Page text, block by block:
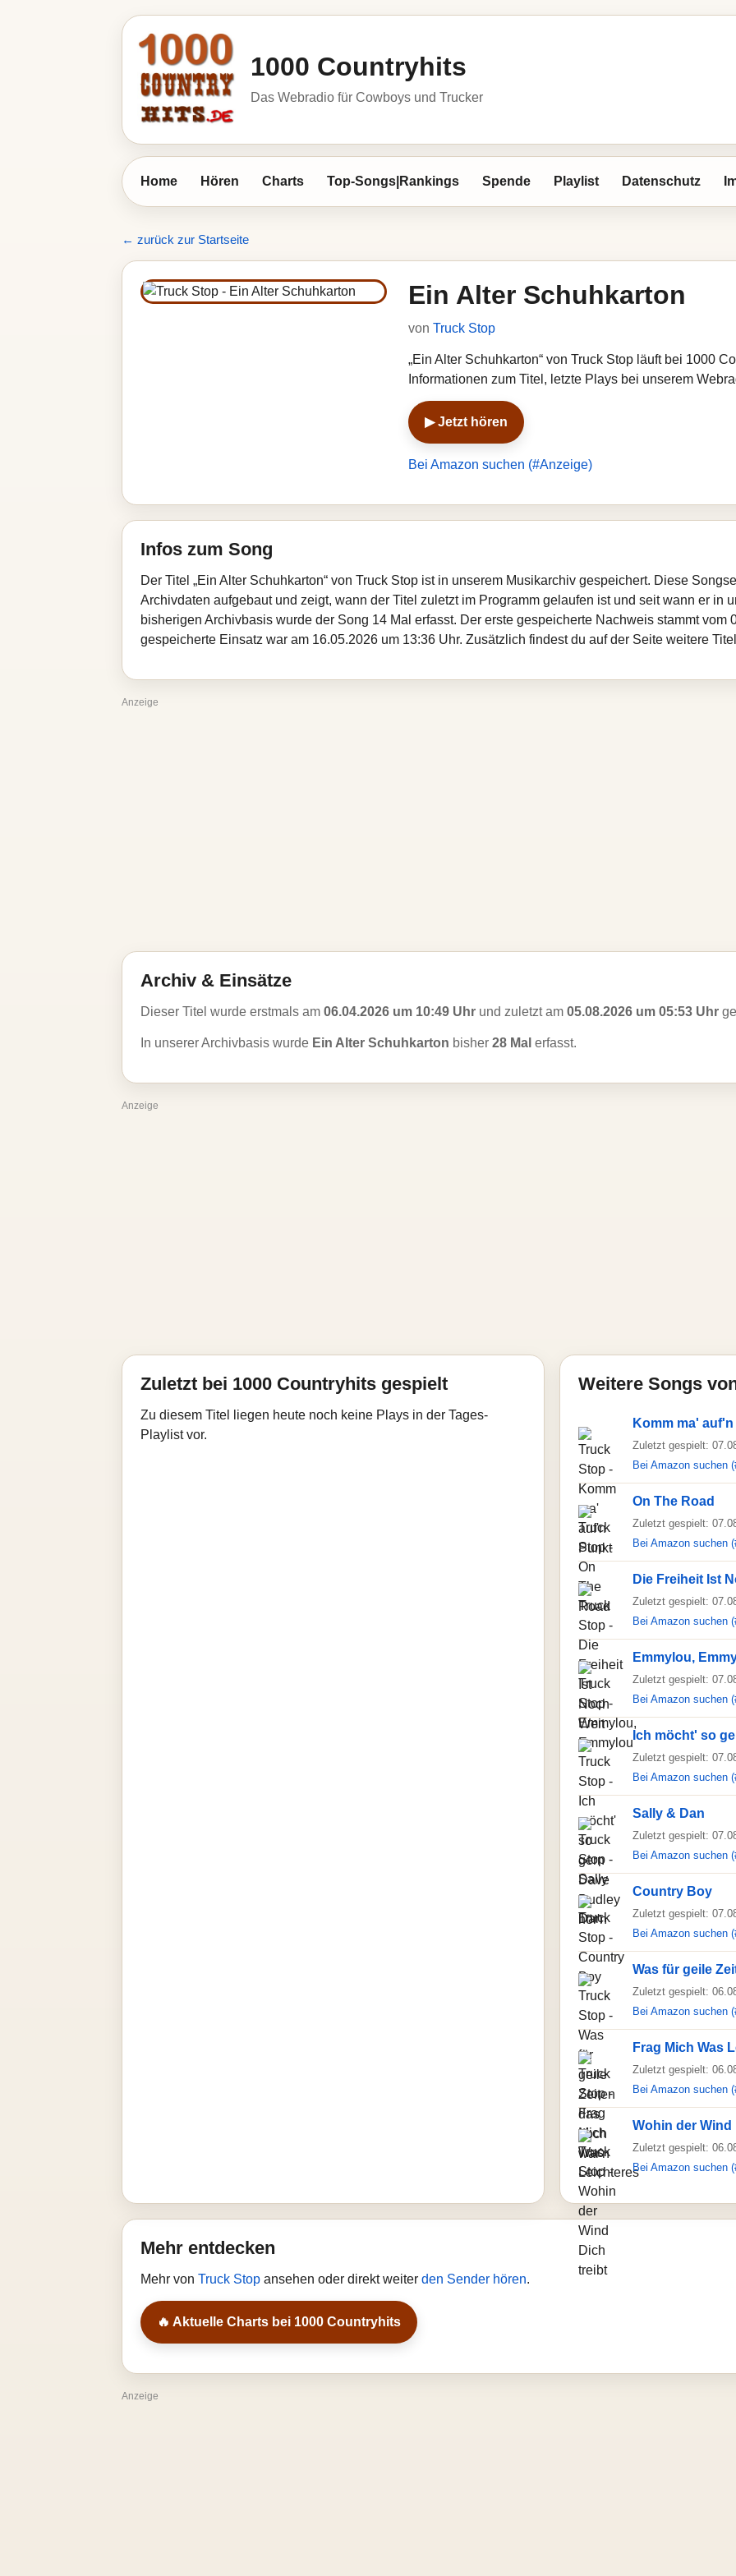
1000 Countryhits
Das Webradio für Cowboys und Trucker
Home Hören Charts Top-Songs|Rankings Spende Playlist Datenschutz
← zurück zur Startseite
Ein Alter Schuhkarton
von Truck Stop
„Ein Alter Schuhkarton“ von Truck Stop läuft bei 1000
Informationen zum Titel, letzte Plays bei unserem
▶ Jetzt hören
Bei Amazon suchen (#Anzeige)
Infos zum Song
Der Titel „Ein Alter Schuhkarton“ von Truck Stop ist in unserem Musikarchiv gespeichert. Diese
Archivdaten aufgebaut und zeigt, wann der Titel zuletzt im Programm gelaufen ist und seit wann er in
bisherigen Archivbasis wurde der Song 14 Mal erfasst. Der erste gespeicherte Nachweis stammt vom
gespeicherte Einsatz war am 16.05.2026 um 13:36 Uhr. Zusätzlich findest du auf der Seite weitere
Anzeige
Archiv & Einsätze
Dieser Titel wurde erstmals am 06.04.2026 um 10:49 Uhr und zuletzt am 05.08.2026 um 05:53 Uhr
In unserer Archivbasis wurde Ein Alter Schuhkarton bisher 28 Mal erfasst.
Anzeige
Zuletzt bei 1000 Countryhits gespielt
Zu diesem Titel liegen heute noch keine Plays in der Tages-
Playlist vor.
Weitere Songs
Komm ma'
Zuletzt gespielt:
Bei Amazon suchen
On The Road
Zuletzt gespielt:
Bei Amazon suchen
Die Freiheit Ist
Zuletzt gespielt:
Bei Amazon suchen
Emmylou,
Zuletzt gespielt:
Bei Amazon suchen
Ich möcht' so
Zuletzt gespielt:
Bei Amazon suchen
Sally & Dan
Zuletzt gespielt:
Bei Amazon suchen
Country Boy
Zuletzt gespielt:
Bei Amazon suchen
Was für geile
Zuletzt gespielt:
Bei Amazon suchen
Frag Mich Was
Zuletzt gespielt:
Bei Amazon suchen
Wohin der Wind
Zuletzt gespielt:
Bei Amazon suchen
Mehr entdecken
Mehr von Truck Stop ansehen oder direkt weiter den Sender hören.
🔥 Aktuelle Charts bei 1000 Countryhits
Anzeige